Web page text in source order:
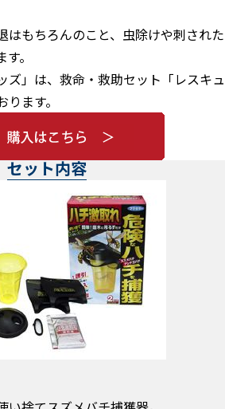
はもちろんのこと、虫除けや刺された
。
ズ」は、救命・救助セット「レスキュ
ます。
セット内容